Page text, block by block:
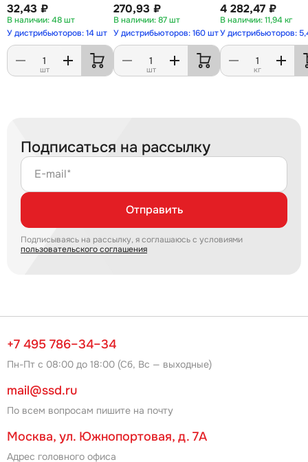
32,43 ₽
48 шт
У дистрибьюторов: 14 шт
шт
270,93 ₽
87 шт
У дистрибьюторов: 160 шт
шт
4 282,47 ₽
11,94 кг
У дистрибьюторов:
кг
Подписаться на рассылку
E-mail*
Отправить
Подписываясь на рассылку, я соглашаюсь с условиями
пользовательского соглашения
+7 495 786–34–34
Пн-Пт с 08:00 до 18:00 (Сб, Вс — выходные)
mail@ssd.ru
По всем вопросам пишите на почту
Москва, ул. Южнопортовая, д. 7А
Адрес головного офиса